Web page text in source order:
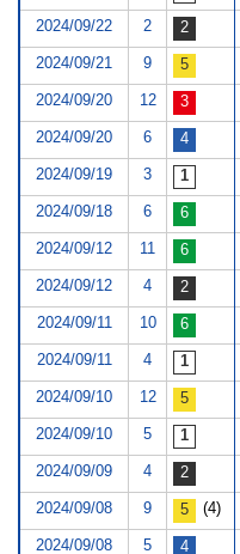
2024/09/22 2
2024/09/21 9
2024/09/20 12
2024/09/20 6
2024/09/19 3
2024/09/18 6
2024/09/12 11
2024/09/12 4
2024/09/11 10
2024/09/11 4
2024/09/10 12
2024/09/10 5
2024/09/09 4
2024/09/08 9 (4)
2024/09/08 5